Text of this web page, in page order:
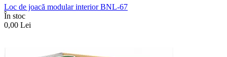
Loc de joacă modular interior BNL-67
În stoc
0,00 Lei